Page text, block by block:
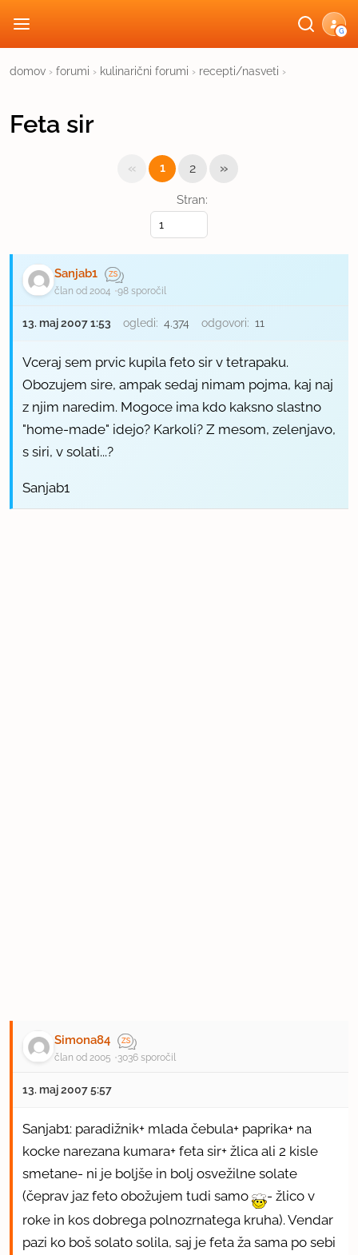
G
domov › forumi › kulinarični forumi › recepti/nasveti ›
Feta sir
Stran:
« 1 2 »
Sanjab1
član od 2004 98 sporočil
13. maj 2007 1:53 ogledi: 4.374 odgovori: 11
Vceraj sem prvic kupila feto sir v tetrapaku.
Obozujem sire, ampak sedaj nimam pojma, kaj naj
z njim naredim. Mogoce ima kdo kaksno slastno
"home-made" idejo? Karkoli? Z mesom, zelenjavo,
s siri, v solati...?
Sanjab1
Simona84
član od 2005 3036 sporočil
13. maj 2007 5:57
Sanjab1: paradižnik+ mlada čebula+ paprika+ na
kocke narezana kumara+ feta sir+ žlica ali 2 kisle
smetane- ni je boljše in bolj osvežilne solate
(čeprav jaz feto obožujem tudi samo
- žlico v
roke in kos dobrega polnozrnatega kruha). Vendar
pazi ko boš solato solila, saj je feta ža sama po sebi